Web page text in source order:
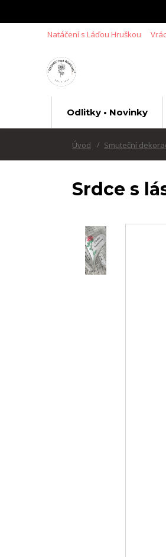
Natáčení s Láďou Hruškou
Odlitky • Novinky
Úvod Smuteční
Srdce s